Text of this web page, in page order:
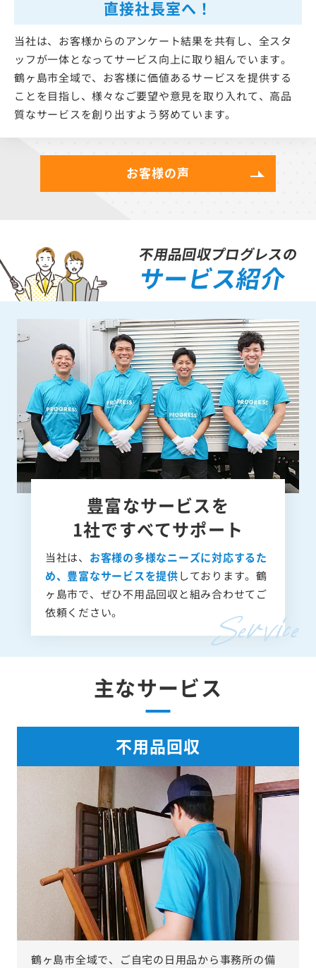
直接社長室へ！
当社は、お客様からのアンケート結果を共有し、全スタ
ッフが一体となってサービス向上に取り組んでいます。
鶴ヶ島市全域で、お客様に価値あるサービスを提供する
ことを目指し、様々なご要望や意見を取り入れて、高品
質なサービスを創り出すよう努めています。
お客様の声
不用品回収プログレスの
サービス紹介
豊富なサービスを
1社ですべてサポート
当社は、 お客様の多様なニーズに対応するた
め、豊富なサービスを提供しております。鶴
ヶ島市で、ぜひ不用品回収と組み合わせてご
依頼ください。
主なサービス
不用品回収
鶴ヶ島市全域で、ご自宅の日用品から事務所の備